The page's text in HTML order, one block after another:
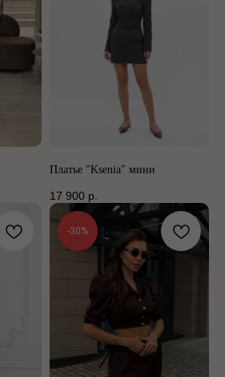
Платье "Ksenia" мини
17 900 р.
-30%